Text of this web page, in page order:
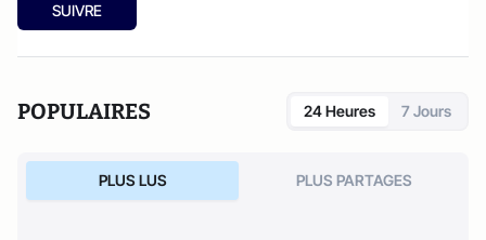
SUIVRE
POPULAIRES 24 Heures 7 Jours
PLUS LUS PLUS PARTAGES